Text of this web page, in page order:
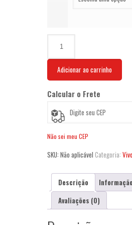
Lurex
quantidade
Adicionar ao carrinho
Calcular o Frete
Não sei meu CEP
SKU: Não aplicável Categoria: Vivo
Descrição
Avaliações (0)